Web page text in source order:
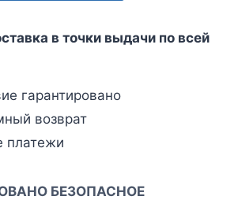
в точки выдачи по всей
гарантировано
возврат
платежи
БЕЗОПАСНОЕ